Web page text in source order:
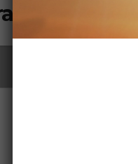
transformé